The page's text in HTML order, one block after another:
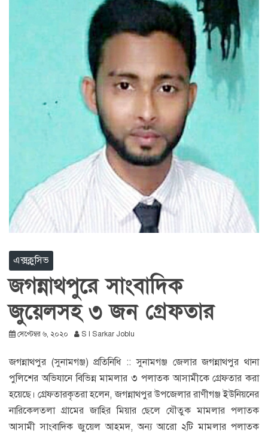
এক্সক্লুসিভ
জগন্নাথপুরে সাংবাদিক
জুয়েলসহ ৩ জন গ্রেফতার
সেপ্টেম্বর ৬, ২০২০ S I Sarkar Joblu
জগন্নাথপুর (সুনামগঞ্জ) প্রতিনিধি :: সুনামগঞ্জ জেলার জগন্নাথপুর থানা
পুলিশের অভিযানে বিভিন্ন মামলার ৩ পলাতক আসামীকে গ্রেফতার করা
হয়েছে। গ্রেফতারকৃতরা হলেন, জগন্নাথপুর উপজেলার রাণীগঞ্জ ইউনিয়নের
নারিকেলতলা গ্রামের জাহির মিয়ার ছেলে যৌতুক মামলার পলাতক
আসামী সাংবাদিক জুয়েল আহমদ, অন্য আরো ২টি মামলার পলাতক